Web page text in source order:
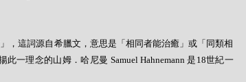
，這詞源自希臘文，意思是「相同者能治癒」或「同類相
一理念的山姆．哈尼曼 Samuel Hahnemann 是18世紀一